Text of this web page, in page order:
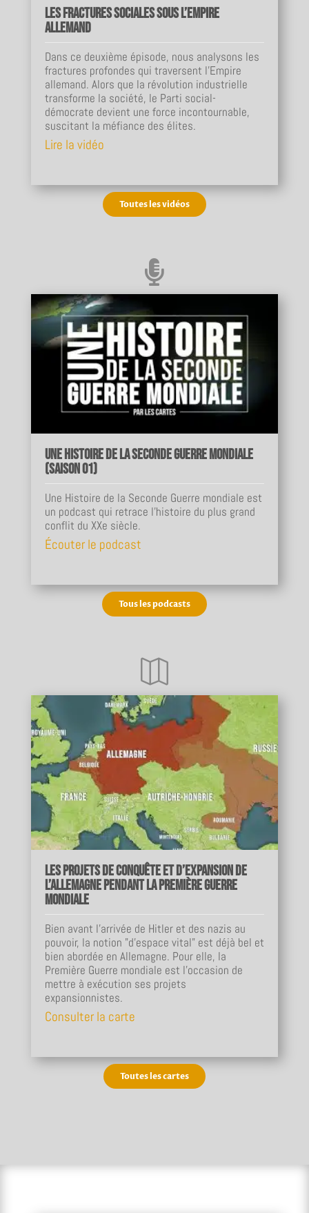
Les fractures sociales sous l’Empire
allemand
Dans ce deuxième épisode, nous analysons les
fractures profondes qui traversent l’Empire
allemand. Alors que la révolution industrielle
transforme la société, le Parti social-
démocrate devient une force incontournable,
suscitant la méfiance des élites.
Lire la vidéo
Toutes les vidéos

Une Histoire de la Seconde Guerre mondiale
(Saison 01)
Une Histoire de la Seconde Guerre mondiale est
un podcast qui retrace l'histoire du plus grand
conflit du XXe siècle.
Écouter le podcast
Tous les podcasts

Les projets de conquête et d’expansion de
l’Allemagne pendant la Première Guerre
mondiale
Bien avant l’arrivée de Hitler et des nazis au
pouvoir, la notion "d’espace vital" est déjà bel et
bien abordée en Allemagne. Pour elle, la
Première Guerre mondiale est l’occasion de
mettre à exécution ses projets
expansionnistes.
Consulter la carte
Toutes les cartes